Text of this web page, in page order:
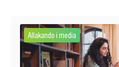
Allakando i media